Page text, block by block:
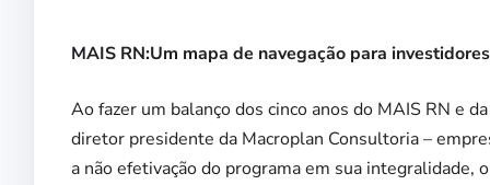
MAIS RN:Um mapa de navegação para
Ao fazer um balanço dos cinco anos do MAIS RN e
diretor presidente da Macroplan Consultoria –
a não efetivação do programa em sua